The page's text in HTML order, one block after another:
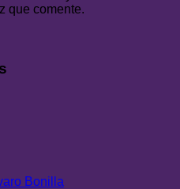
que comente.
Bonilla